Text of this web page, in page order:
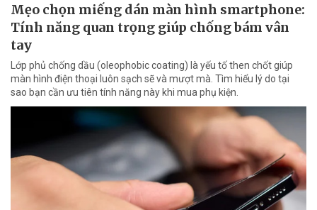
Mẹo chọn miếng dán màn hình smartphone:
Tính năng quan trọng giúp chống bám vân
tay
Lớp phủ chống dầu (oleophobic coating) là yếu tố then chốt giúp
màn hình điện thoại luôn sạch sẽ và mượt mà. Tìm hiểu lý do tại
sao bạn cần ưu tiên tính năng này khi mua phụ kiện.